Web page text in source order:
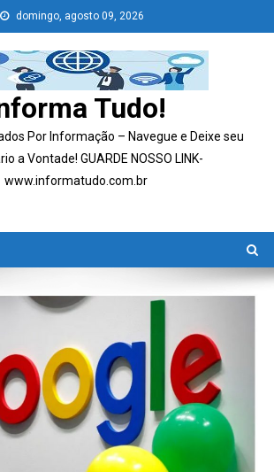
domingo, agosto 09, 2026
Tudo!
Por Informação – Navegue e Deixe seu
a Vontade! GUARDE NOSSO LINK-
www.informatudo.com.br